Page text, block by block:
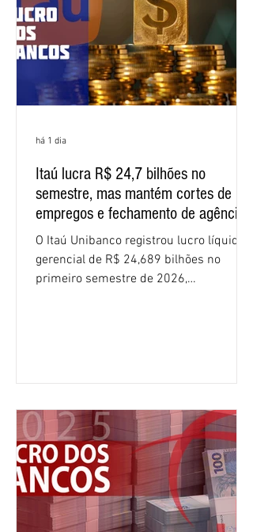
apresente uma proposta c
Itaú lucra R$ 24,7 bilhões no
semestre, mas mantém cortes de
empregos e fechamento de agências
O Itaú Unibanco registrou lucro líquido
gerencial de R$ 24,689 bilhões no
primeiro semestre de 2026,
patrimônio líquido médio anualizado
(ROE), no Brasil, chegou a 26% no
semestre, avanço de 2,1 pontos
percentuais em 12 meses. Apesar dos
resultados expressivos, o banco conti
há 1 dia